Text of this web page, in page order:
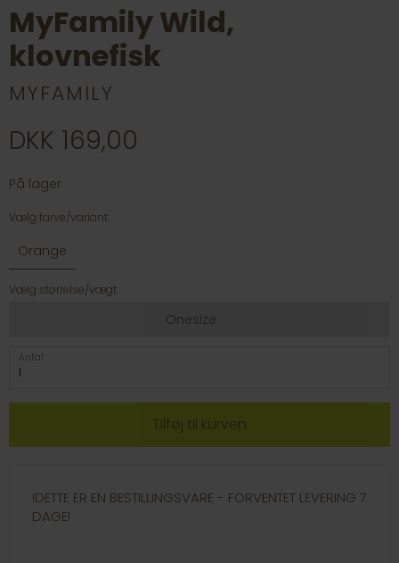
MyFamily Wild,
klovnefisk
MYFAMILY
DKK 169,00
På lager
Vælg farve/variant:
Orange
Vælg størrelse/vægt:
Onesize
Antal
!DETTE ER EN BESTILLINGSVARE - FORVENTET LEVERING 7
DAGE!